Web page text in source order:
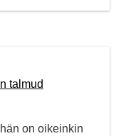
talmud
on oikeinkin